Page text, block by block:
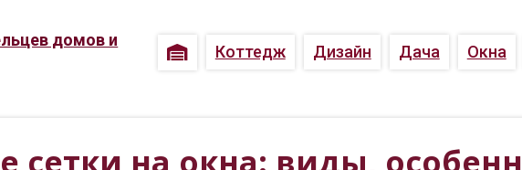
Коттедж Дизайн Дача Окна